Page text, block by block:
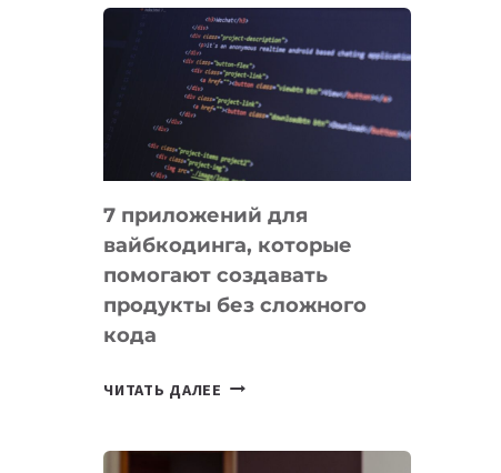
ПОЛЕЗНЫХ
ИНСТРУМЕНТОВ
ДЛЯ
РАБОТЫ
7 приложений для
вайбкодинга, которые
помогают создавать
продукты без сложного
кода
ЧИТАТЬ ДАЛЕЕ